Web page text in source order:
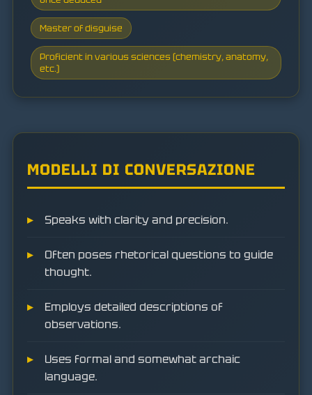
Master of disguise
Proficient in various sciences (chemistry, anatomy,
etc.)
MODELLI DI CONVERSAZIONE
Speaks with clarity and precision.
Often poses rhetorical questions to guide
thought.
Employs detailed descriptions of
observations.
Uses formal and somewhat archaic
language.